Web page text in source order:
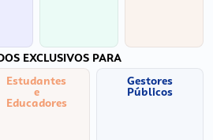
EXCLUSIVOS PARA
Estudantes
e
Educadores
Gestores
Públicos